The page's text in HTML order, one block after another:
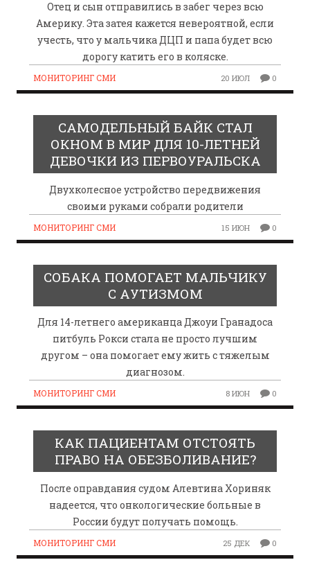
Отец и сын отправились в забег через всю
Америку. Эта затея кажется невероятной, если
учесть, что у мальчика ДЦП и папа будет всю
дорогу катить его в коляске.
МОНИТОРИНГ СМИ 20 ИЮЛ 0
САМОДЕЛЬНЫЙ БАЙК СТАЛ
ОКНОМ В МИР ДЛЯ 10-ЛЕТНЕЙ
ДЕВОЧКИ ИЗ ПЕРВОУРАЛЬСКА
Двухколесное устройство передвижения
своими руками собрали родители
МОНИТОРИНГ СМИ 15 ИЮН 0
СОБАКА ПОМОГАЕТ МАЛЬЧИКУ
С АУТИЗМОМ
Для 14-летнего американца Джоуи Гранадоса
питбуль Рокси стала не просто лучшим
другом – она помогает ему жить с тяжелым
диагнозом.
МОНИТОРИНГ СМИ 8 ИЮН 0
КАК ПАЦИЕНТАМ ОТСТОЯТЬ
ПРАВО НА ОБЕЗБОЛИВАНИЕ?
После оправдания судом Алевтина Хориняк
надеется, что онкологические больные в
России будут получать помощь.
МОНИТОРИНГ СМИ 25 ДЕК 0